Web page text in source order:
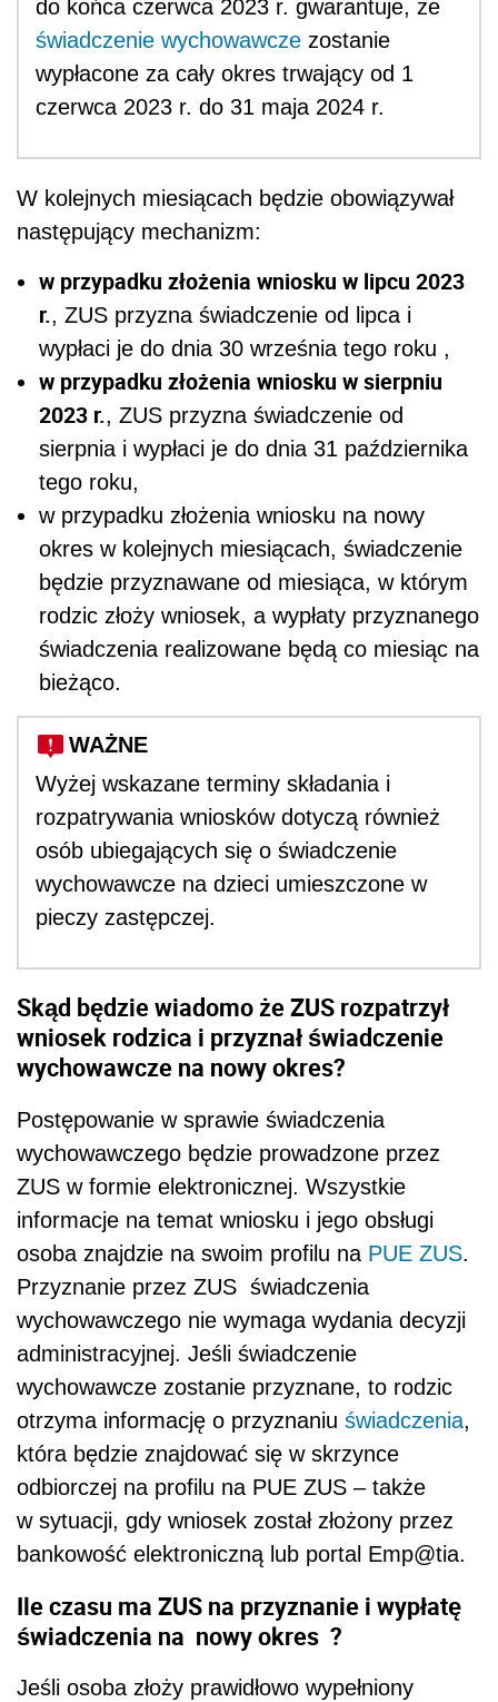
do końca czerwca 2023 r. gwarantuje, że
świadczenie wychowawcze zostanie
wypłacone za cały okres trwający od 1
czerwca 2023 r. do 31 maja 2024 r.
W kolejnych miesiącach będzie obowiązywał
następujący mechanizm:
w przypadku złożenia wniosku w lipcu 2023
r., ZUS przyzna świadczenie od lipca i
wypłaci je do dnia 30 września tego roku ,
w przypadku złożenia wniosku w sierpniu
2023 r., ZUS przyzna świadczenie od
sierpnia i wypłaci je do dnia 31 października
tego roku,
w przypadku złożenia wniosku na nowy
okres w kolejnych miesiącach, świadczenie
będzie przyznawane od miesiąca, w którym
rodzic złoży wniosek, a wypłaty przyznanego
świadczenia realizowane będą co miesiąc na
bieżąco.
WAŻNE
Wyżej wskazane terminy składania i
rozpatrywania wniosków dotyczą również
osób ubiegających się o świadczenie
wychowawcze na dzieci umieszczone w
pieczy zastępczej.
Skąd będzie wiadomo że ZUS rozpatrzył
wniosek rodzica i przyznał świadczenie
wychowawcze na nowy okres?
Postępowanie w sprawie świadczenia
wychowawczego będzie prowadzone przez
ZUS w formie elektronicznej. Wszystkie
informacje na temat wniosku i jego obsługi
osoba znajdzie na swoim profilu na PUE ZUS.
Przyznanie przez ZUS świadczenia
wychowawczego nie wymaga wydania decyzji
administracyjnej. Jeśli świadczenie
wychowawcze zostanie przyznane, to rodzic
otrzyma informację o przyznaniu świadczenia,
która będzie znajdować się w skrzynce
odbiorczej na profilu na PUE ZUS – także
w sytuacji, gdy wniosek został złożony przez
bankowość elektroniczną lub portal Emp@tia.
Ile czasu ma ZUS na przyznanie i wypłatę
świadczenia na nowy okres ?
Jeśli osoba złoży prawidłowo wypełniony